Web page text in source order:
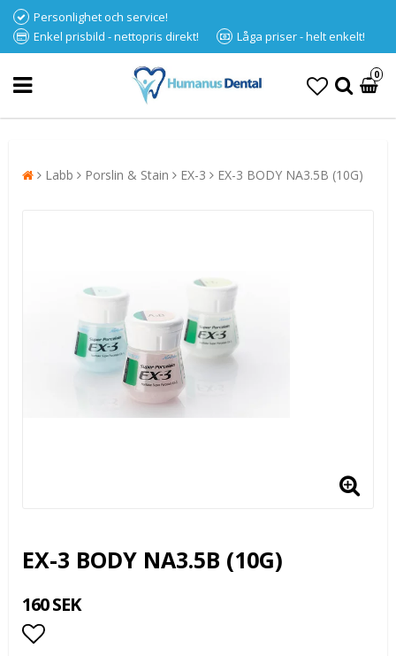
Personlighet och service!
Enkel prisbild - nettopris direkt!
Låga priser - helt enkelt!
0
Labb Porslin & Stain EX-3 EX-3 BODY NA3.5B (10G)
EX-3 BODY NA3.5B (10G)
160 SEK